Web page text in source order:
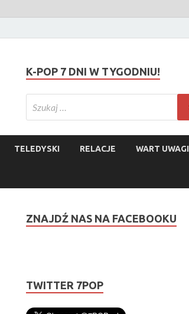
K-POP 7 DNI W TYGODNIU!
TELEDYSKI RELACJE WART UWAGI
ZNAJDŹ NAS NA FACEBOOKU
TWITTER 7POP